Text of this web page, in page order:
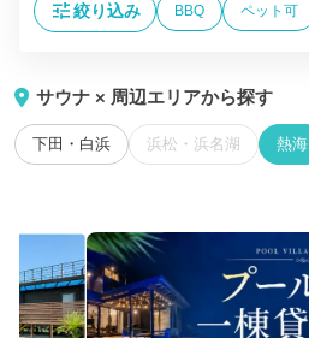
絞り込み BBQ ペット可
サウナ × 周辺エリアから探す
下田・白浜 浜松・浜名湖 熱海